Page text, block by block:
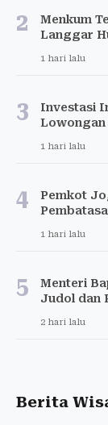
2
Menkum
Langgar
1 hari lalu
3
Investasi
Lowongan
1 hari lalu
4
Pemkot
1 hari lalu
5
Menteri
Judol dan
2 hari lalu
Berita